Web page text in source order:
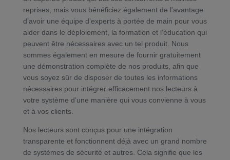
reprises, mais vous bénéficiez également de l’avantage
d’avoir une équipe d’experts à portée de main pour vous
aider dans le déploiement, la formation et l’éducation qui
peuvent être nécessaires avec un tel produit. Nous
sommes également en mesure de fournir gratuitement
une démonstration complète de nos produits, afin que
vous soyez sûr de disposer de toutes les informations
nécessaires pour intégrer efficacement nos lecteurs à
votre système d’une manière qui vous convienne à vous
et à vos clients.
Nos lecteurs sont conçus pour une intégration
transparente et fonctionnent déjà avec un grand nombre
de systèmes de sécurité et autres. Cela signifie que les